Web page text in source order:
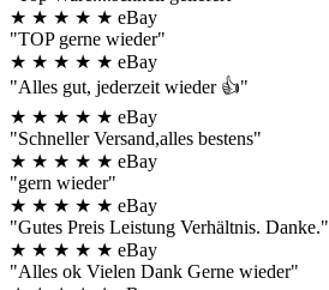
★ ★ ★ ★ ★ eBay
"TOP gerne wieder"
★ ★ ★ ★ ★ eBay
"Alles gut, jederzeit wieder 👍"
★ ★ ★ ★ ★ eBay
"Schneller Versand,alles bestens"
★ ★ ★ ★ ★ eBay
"gern wieder"
★ ★ ★ ★ ★ eBay
"Gutes Preis Leistung Verhältnis. Danke."
★ ★ ★ ★ ★ eBay
"Alles ok Vielen Dank Gerne wieder"